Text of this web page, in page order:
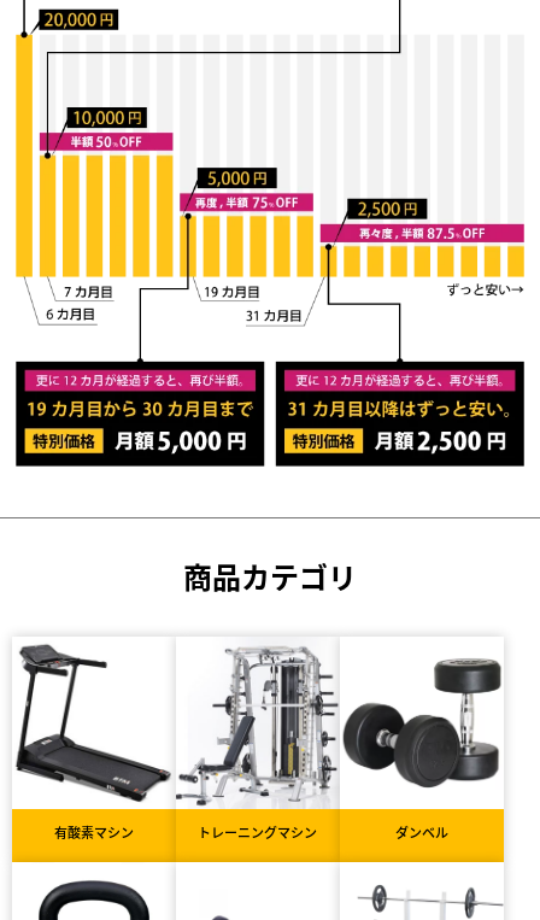
商品カテゴリ
有酸素マシン トレーニングマシン ダンベル